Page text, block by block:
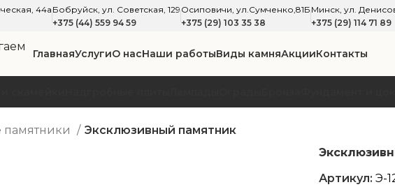
44а Бобруйск, ул. Советская, 129
+375 (44) 559 94 59
Осиповичи, ул.Сумченко,81Б
+375 (29) 103 35 38
Минск, ул.
+375 (29) 114 71 89
ГлавнаяУслугиО насНаши работыВиды камняАкцииКонтакты
Эксклюзивный памятник
Артикул: Э-